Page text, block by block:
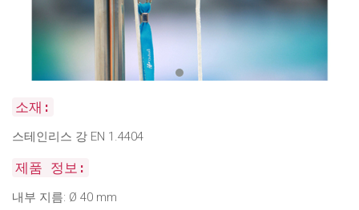
소재:
스테인리스 강 EN 1.4404
제품 정보:
내부 지름: Ø 40 mm